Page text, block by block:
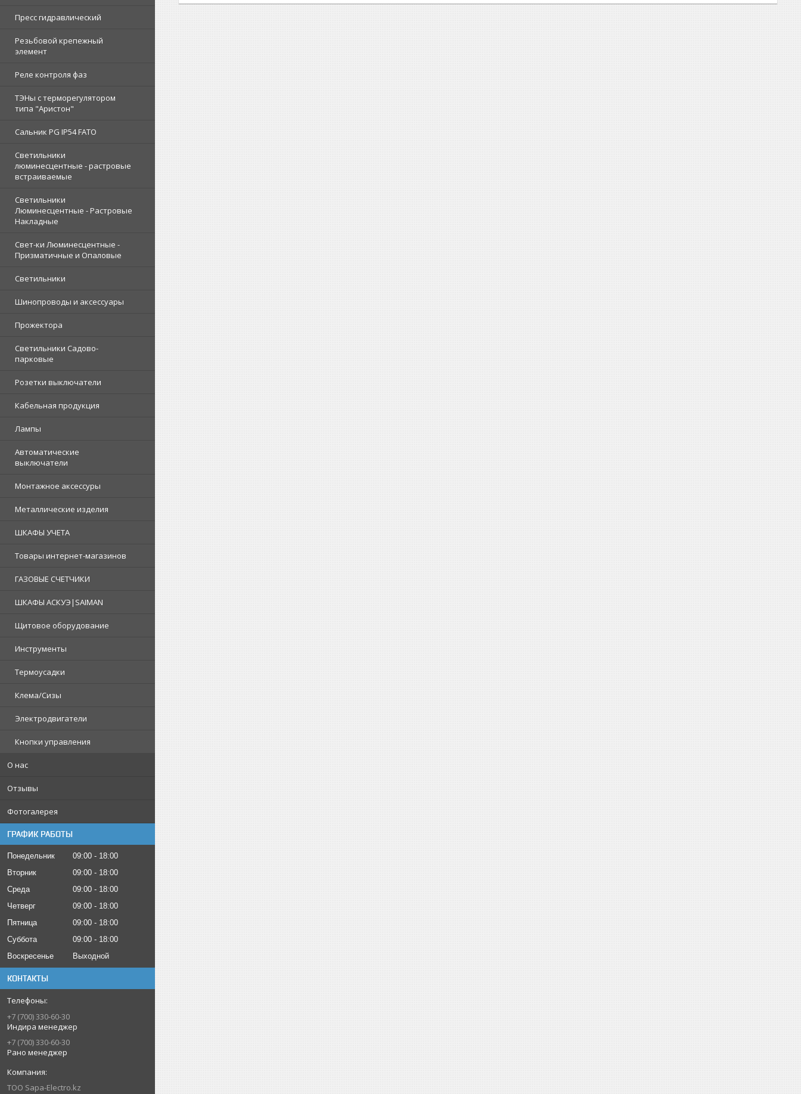
Пресс гидравлический
Резьбовой крепежный
элемент
Реле контроля фаз
ТЭНы с терморегулятором
типа "Аристон"
Сальник PG IP54 FATO
Светильники
люминесцентные - растровые
встраиваемые
Светильники
Люминесцентные - Растровые
Накладные
Свет-ки Люминесцентные -
Призматичные и Опаловые
Светильники
Шинопроводы и аксессуары
Прожектора
Светильники Садово-
парковые
Розетки выключатели
Кабельная продукция
Лампы
Автоматические
выключатели
Монтажное аксессуры
Металлические изделия
ШКАФЫ УЧЕТА
Товары интернет-магазинов
ГАЗОВЫЕ СЧЕТЧИКИ
ШКАФЫ АСКУЭ|SAIMAN
Щитовое оборудование
Инструменты
Термоусадки
Клема/Сизы
Электродвигатели
Кнопки управления
О нас
Отзывы
Фотогалерея
ГРАФИК РАБОТЫ
Понедельник 09:00
18:00
Вторник
09:00
18:00
Среда
09:00
18:00
Четверг
09:00
18:00
Пятница
09:00
18:00
Суббота
09:00
18:00
Воскресенье
Выходной
КОНТАКТЫ
+7 (700) 330-60-30
Индира менеджер
+7 (700) 330-60-30
Рано менеджер
ТОО Sapa-Electro.kz